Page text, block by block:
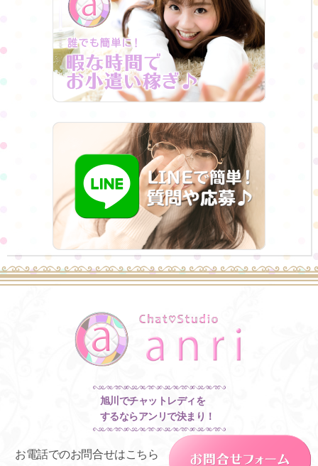
旭川でチャットレディを
するならアンリで決まり！
お電話でのお問合せはこちら